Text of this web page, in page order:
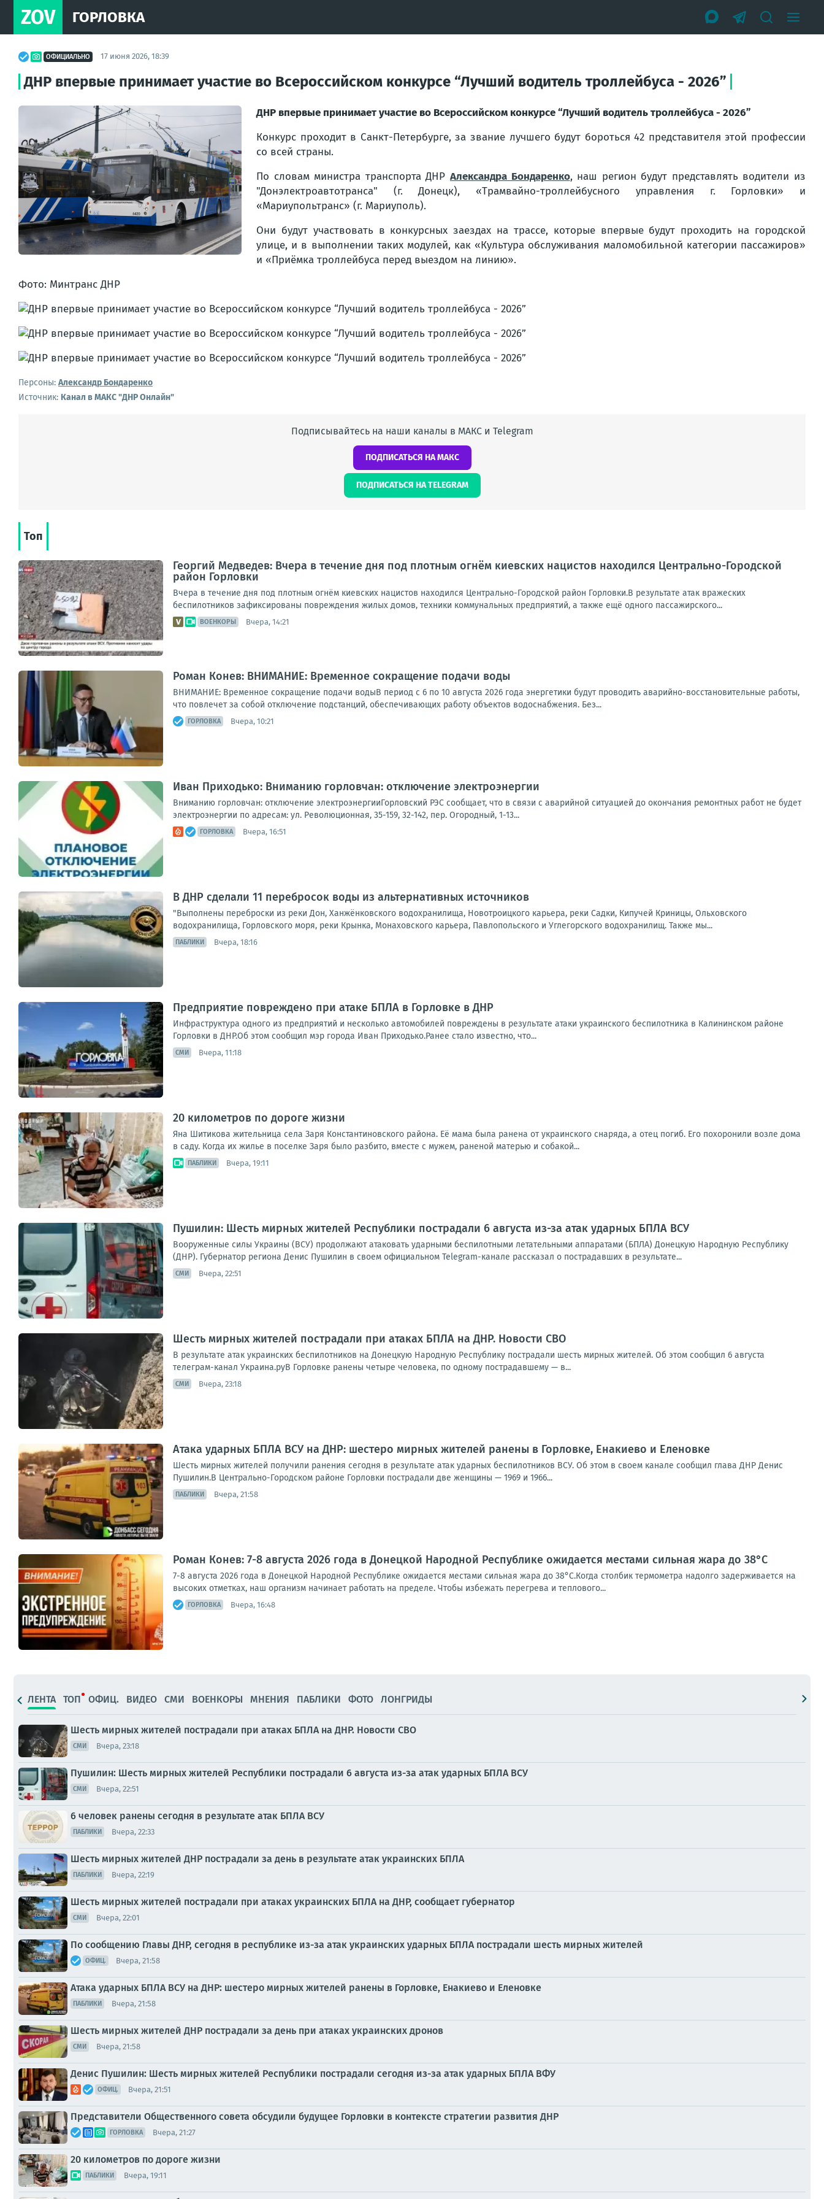
ZOV ГОРЛОВКА
ОФИЦИАЛЬНО 17 июня 2026, 18:39
ДНР впервые принимает участие во Всероссийском конкурсе “Лучший водитель троллейбуса - 2026”
ДНР впервые принимает участие во Всероссийском конкурсе “Лучший водитель троллейбуса - 2026”
Конкурс проходит в Санкт-Петербурге, за звание лучшего будут бороться 42 представителя этой профессии
со всей страны.
По словам министра транспорта ДНР Александра Бондаренко, наш регион будут представлять водители из
"Донэлектроавтотранса" (г. Донецк), «Трамвайно-троллейбусного управления г. Горловки» и
«Мариупольтранс» (г. Мариуполь).
Они будут участвовать в конкурсных заездах на трассе, которые впервые будут проходить на городской
улице, и в выполнении таких модулей, как «Культура обслуживания маломобильной категории пассажиров»
и «Приёмка троллейбуса перед выездом на линию».
Фото: Минтранс ДНР
Персоны: Александр Бондаренко
Источник: Канал в МАКС "ДНР Онлайн"
Подписывайтесь на наши каналы в МАКС и Telegram
ПОДПИСАТЬСЯ НА МАКС
ПОДПИСАТЬСЯ НА TELEGRAM
Топ
Георгий Медведев: Вчера в течение дня под плотным огнём киевских нацистов находился Центрально-Городской
район Горловки
Вчера в течение дня под плотным огнём киевских нацистов находился Центрально-Городской район Горловки.В результате атак вражеских
беспилотников зафиксированы повреждения жилых домов, техники коммунальных предприятий, а также ещё одного пассажирского...
ВОЕНКОРЫ Вчера, 14:21
Роман Конев: ВНИМАНИЕ: Временное сокращение подачи воды
ВНИМАНИЕ: Временное сокращение подачи водыВ период с 6 по 10 августа 2026 года энергетики будут проводить аварийно-восстановительные работы,
что повлечет за собой отключение подстанций, обеспечивающих работу объектов водоснабжения. Без...
ГОРЛОВКА Вчера, 10:21
Иван Приходько: Вниманию горловчан: отключение электроэнергии
Вниманию горловчан: отключение электроэнергииГорловский РЭС сообщает, что в связи с аварийной ситуацией до окончания ремонтных работ не будет
электроэнергии по адресам: ул. Революционная, 35-159, 32-142, пер. Огородный, 1-13...
ГОРЛОВКА Вчера, 16:51
В ДНР сделали 11 перебросок воды из альтернативных источников
"Выполнены переброски из реки Дон, Ханжёнковского водохранилища, Новотроицкого карьера, реки Садки, Кипучей Криницы, Ольховского
водохранилища, Горловского моря, реки Крынка, Монаховского карьера, Павлопольского и Углегорского водохранилищ. Также мы...
ПАБЛИКИ Вчера, 18:16
Предприятие повреждено при атаке БПЛА в Горловке в ДНР
Инфраструктура одного из предприятий и несколько автомобилей повреждены в результате атаки украинского беспилотника в Калининском районе
Горловки в ДНР.Об этом сообщил мэр города Иван Приходько.Ранее стало известно, что...
СМИ Вчера, 11:18
20 километров по дороге жизни
Яна Шитикова жительница села Заря Константиновского района. Её мама была ранена от украинского снаряда, а отец погиб. Его похоронили возле дома
в саду. Когда их жилье в поселке Заря было разбито, вместе с мужем, раненой матерью и собакой...
ПАБЛИКИ Вчера, 19:11
Пушилин: Шесть мирных жителей Республики пострадали 6 августа из-за атак ударных БПЛА ВСУ
Вооруженные силы Украины (ВСУ) продолжают атаковать ударными беспилотными летательными аппаратами (БПЛА) Донецкую Народную Республику
(ДНР). Губернатор региона Денис Пушилин в своем официальном Telegram-канале рассказал о пострадавших в результате...
СМИ Вчера, 22:51
Шесть мирных жителей пострадали при атаках БПЛА на ДНР. Новости СВО
В результате атак украинских беспилотников на Донецкую Народную Республику пострадали шесть мирных жителей. Об этом сообщил 6 августа
телеграм-канал Украина.руВ Горловке ранены четыре человека, по одному пострадавшему — в...
СМИ Вчера, 23:18
Атака ударных БПЛА ВСУ на ДНР: шестеро мирных жителей ранены в Горловке, Енакиево и Еленовке
Шесть мирных жителей получили ранения сегодня в результате атак ударных беспилотников ВСУ. Об этом в своем канале сообщил глава ДНР Денис
Пушилин.В Центрально-Городском районе Горловки пострадали две женщины — 1969 и 1966...
ПАБЛИКИ Вчера, 21:58
Роман Конев: 7-8 августа 2026 года в Донецкой Народной Республике ожидается местами сильная жара до 38°С
7-8 августа 2026 года в Донецкой Народной Республике ожидается местами сильная жара до 38°С.Когда столбик термометра надолго задерживается на
высоких отметках, наш организм начинает работать на пределе. Чтобы избежать перегрева и теплового...
ГОРЛОВКА Вчера, 16:48
ЛЕНТА ТОП ОФИЦ. ВИДЕО СМИ ВОЕНКОРЫ МНЕНИЯ ПАБЛИКИ ФОТО ЛОНГРИДЫ
Шесть мирных жителей пострадали при атаках БПЛА на ДНР. Новости СВО
СМИ Вчера, 23:18
Пушилин: Шесть мирных жителей Республики пострадали 6 августа из-за атак ударных БПЛА ВСУ
СМИ Вчера, 22:51
6 человек ранены сегодня в результате атак БПЛА ВСУ
ПАБЛИКИ Вчера, 22:33
Шесть мирных жителей ДНР пострадали за день в результате атак украинских БПЛА
ПАБЛИКИ Вчера, 22:19
Шесть мирных жителей пострадали при атаках украинских БПЛА на ДНР, сообщает губернатор
СМИ Вчера, 22:01
По сообщению Главы ДНР, сегодня в республике из-за атак украинских ударных БПЛА пострадали шесть мирных жителей
ОФИЦ. Вчера, 21:58
Атака ударных БПЛА ВСУ на ДНР: шестеро мирных жителей ранены в Горловке, Енакиево и Еленовке
ПАБЛИКИ Вчера, 21:58
Шесть мирных жителей ДНР пострадали за день при атаках украинских дронов
СМИ Вчера, 21:58
Денис Пушилин: Шесть мирных жителей Республики пострадали сегодня из-за атак ударных БПЛА ВФУ
ОФИЦ. Вчера, 21:51
Представители Общественного совета обсудили будущее Горловки в контексте стратегии развития ДНР
ГОРЛОВКА Вчера, 21:27
20 километров по дороге жизни
ПАБЛИКИ Вчера, 19:11